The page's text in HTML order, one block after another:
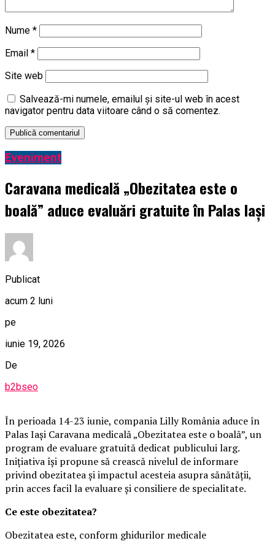
Nume *
Email *
Site web
Salvează-mi numele, emailul și site-ul web în acest
navigator pentru data viitoare când o să comentez.
Eveniment
Caravana medicală „Obezitatea este o
boală” aduce evaluări gratuite în Palas Iași
Publicat
acum 2 luni
pe
iunie 19, 2026
De
b2bseo
În perioada 14-23 iunie, compania Lilly România aduce în
Palas Iași Caravana medicală „Obezitatea este o boală”, un
program de evaluare gratuită dedicat publicului larg.
Inițiativa își propune să crească nivelul de informare
privind obezitatea și impactul acesteia asupra sănătății,
prin acces facil la evaluare și consiliere de specialitate.
Ce este obezitatea?
Obezitatea este, conform ghidurilor medicale